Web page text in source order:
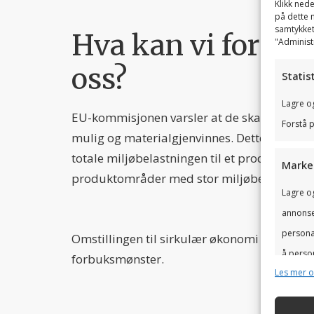
Klikk
på dette
Lagre
Forstå
Lagre
å
innhold.
Les mer
Hva kan vi
oss?
EU-kommisjonen varsler at de skal lage
mulig og materialgjenvinnes. Dette vil
totale miljøbelastningen til et produkt i
produktområder med stor miljøbelastning
Omstillingen til sirkulær økonomi vil
forbuksmønster.